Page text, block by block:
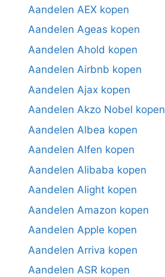
Aandelen AEX kopen
Aandelen Ageas kopen
Aandelen Ahold kopen
Aandelen Airbnb kopen
Aandelen Ajax kopen
Aandelen Akzo Nobel kopen
Aandelen Albea kopen
Aandelen Alfen kopen
Aandelen Alibaba kopen
Aandelen Alight kopen
Aandelen Amazon kopen
Aandelen Apple kopen
Aandelen Arriva kopen
Aandelen ASR kopen